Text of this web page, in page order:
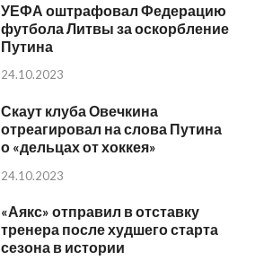
УЕФА оштрафовал Федерацию
футбола Литвы за оскорбление
Путина
24.10.2023
Скаут клуба Овечкина
отреагировал на слова Путина
о «дельцах от хоккея»
24.10.2023
«Аякс» отправил в отставку
тренера после худшего старта
сезона в истории